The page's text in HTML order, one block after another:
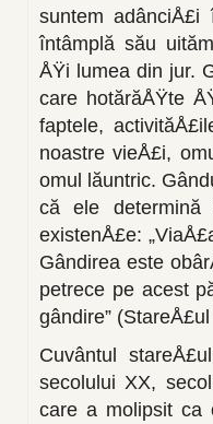
suntem
întâmplă său
ÅŸi lu­mea din jur.
care hotărăÅŸte
faptele,
noastre vieÅ£i,
omul lăuntric.
că ele determină
existenÅ£e:
Gândirea este
petrece pe acest
gândire”
Cuvântul
secolului XX,
care a molipsit ca